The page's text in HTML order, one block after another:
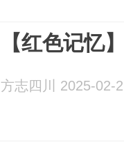
【红色记忆
方志四川 2025-02-